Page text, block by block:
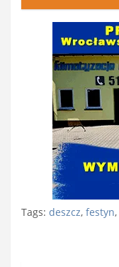
Tags: deszcz, festyn,